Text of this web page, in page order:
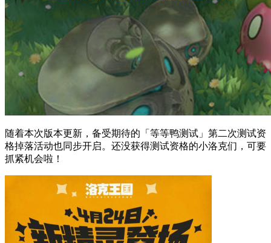
随着本次版本更新，备受期待的「等等鸭测试」第二次测试资
格掉落活动也同步开启。还没获得测试资格的小洛克们，可要
抓紧机会啦！